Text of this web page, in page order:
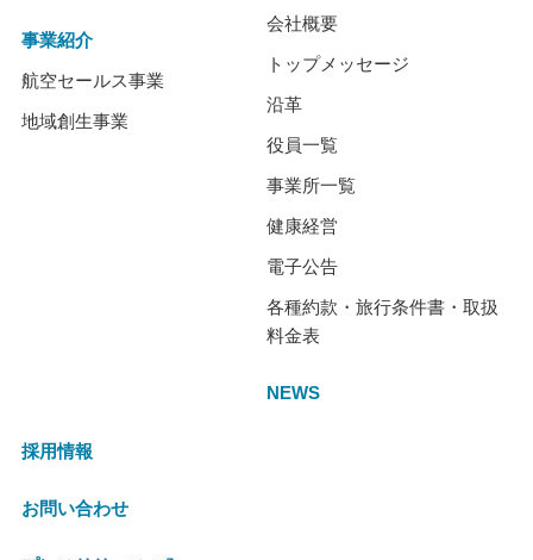
事業紹介
航空セールス事業
地域創生事業
会社概要
トップメッセージ
沿革
役員一覧
事業所一覧
健康経営
電子公告
各種約款・旅行条件書・取扱
料金表
NEWS
採用情報
お問い合わせ